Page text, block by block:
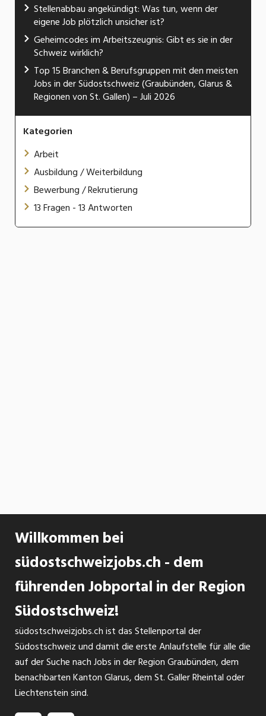
Stellenabbau angekündigt: Was tun, wenn der
eigene Job plötzlich unsicher ist?
Geheimcodes im Arbeitszeugnis: Gibt es sie in der
Schweiz wirklich?
Top 15 Branchen & Berufsgruppen mit den meisten
Jobs in der Südostschweiz (Graubünden, Glarus &
Regionen von St. Gallen) – Juli 2026
Kategorien
Arbeit
Ausbildung / Weiterbildung
Bewerbung / Rekrutierung
13 Fragen - 13 Antworten
Willkommen bei
südostschweizjobs.ch - dem
führenden Jobportal in der Region
Südostschweiz!
südostschweizjobs.ch ist das Stellenportal der
Südostschweiz und damit die erste Anlaufstelle für alle die
auf der Suche nach Jobs in der Region Graubünden, dem
benachbarten Kanton Glarus, dem St. Galler Rheintal oder
Liechtenstein sind.